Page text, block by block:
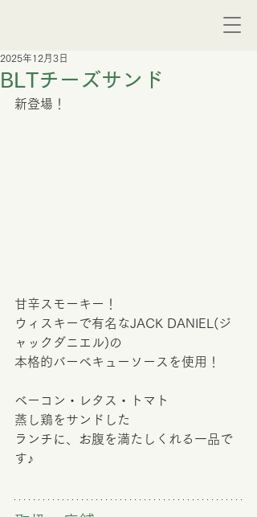
BLTチーズサンド
2025年12月3日
新登場！
甘辛スモーキー！
ウィスキーで有名なJACK DANIEL(ジ
ャックダニエル)の
本格的バーベキューソースを使用！
ベーコン・レタス・トマト
蒸し鶏をサンドした
ランチに、お腹を満たしくれる一品で
す♪